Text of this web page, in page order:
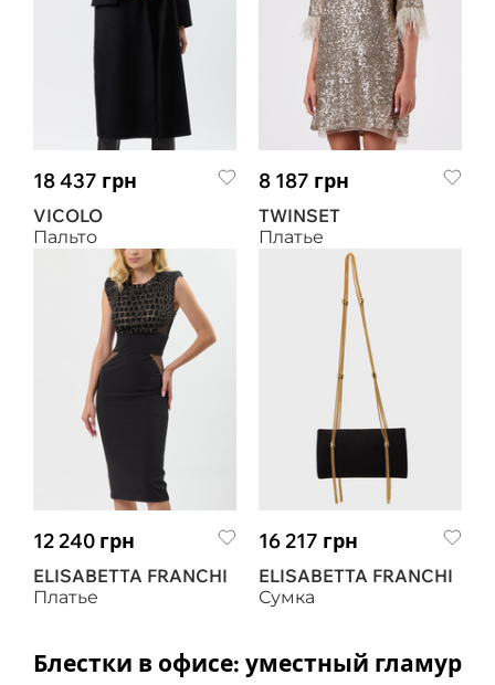
18 437 грн
VICOLO
Пальто
8 187 грн
TWINSET
Платье
12 240 грн
ELISABETTA FRANCHI
Платье
16 217 грн
ELISABETTA FRANCHI
Сумка
Блестки в офисе: уместный гламур